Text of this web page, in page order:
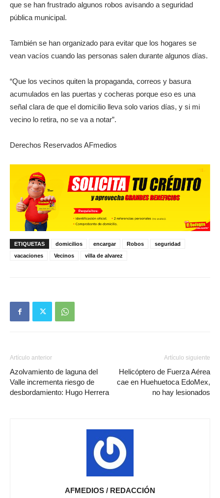
que se han frustrado algunos robos avisando a seguridad
pública municipal.
También se han organizado para evitar que los hogares se
vean vacíos cuando las personas salen durante algunos días.
“Que los vecinos quiten la propaganda, correos y basura
acumulados en las puertas y cocheras porque eso es una
señal clara de que el domicilio lleva solo varios días, y si mi
vecino lo retira, no se va a notar”.
Derechos Reservados AFmedios
ETIQUETAS domicilios encargar Robos
seguridad
vacaciones
Vecinos villa de alvarez
Artículo anterior
Azolvamiento de laguna del
Valle incrementa riesgo de
desbordamiento: Hugo Herrera
Artículo siguiente
Helicóptero de Fuerza Aérea
cae en Huehuetoca EdoMex,
no hay lesionados
AFMEDIOS / REDACCIÓN